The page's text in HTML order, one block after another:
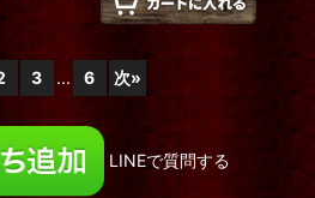
3 ... 6 次»
LINEで質問する